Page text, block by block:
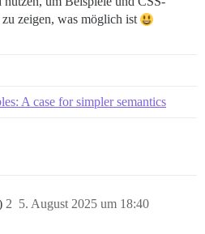
var(--color-6);
height: 1px;
700;
x: var(--space-4);
y: var(--space-2);
top-space: var(--space-1);
inline-start: var(--
zeigen, was möglich ist
A case for simpler semantics
5. August 2025 um 18:40
2